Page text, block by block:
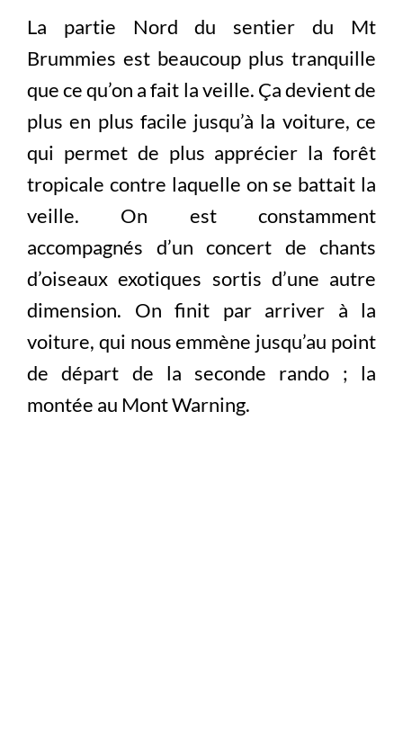
La partie Nord du sentier du Mt
Brummies est beaucoup plus tranquille
que ce qu’on a fait la veille. Ça devient de
plus en plus facile jusqu’à la voiture, ce
qui permet de plus apprécier la forêt
tropicale contre laquelle on se battait la
veille. On est constamment
accompagnés d’un concert de chants
d’oiseaux exotiques sortis d’une autre
dimension. On finit par arriver à la
voiture, qui nous emmène jusqu’au point
de départ de la seconde rando ; la
montée au Mont Warning.